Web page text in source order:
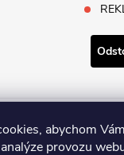
abychom
provozu